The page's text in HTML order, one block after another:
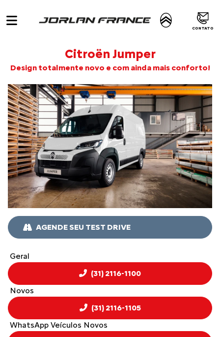
CONTATO
Citroën Jumper
Design totalmente novo e com ainda mais conforto!
AGENDE SEU TEST DRIVE
Geral
(31) 2116-1100
Novos
(31) 2116-1105
WhatsApp Veículos Novos